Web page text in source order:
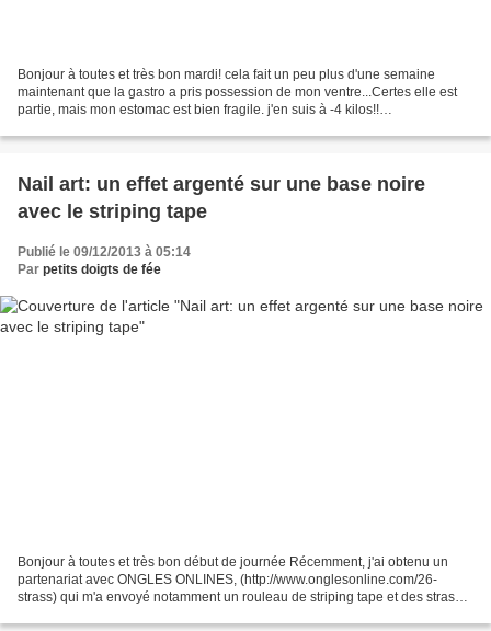
Bonjour à toutes et très bon mardi! cela fait un peu plus d'une semaine
maintenant que la gastro a pris possession de mon ventre...Certes elle est
partie, mais mon estomac est bien fragile. j'en suis à -4 kilos!!
Nail art: un effet argenté sur une base noire
avec le striping tape
Publié le 09/12/2013 à 05:14
Par petits doigts de fée
Bonjour à toutes et très bon début de journée Récemment, j'ai obtenu un
partenariat avec ONGLES ONLINES, (http://www.onglesonline.com/26-
strass) qui m'a envoyé notamment un rouleau de striping tape et des strass.